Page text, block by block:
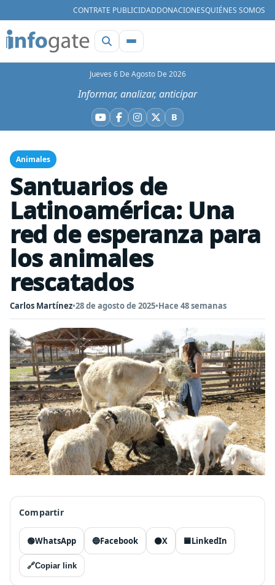
CONTRATE PUBLICIDADDONACIONESQUIÉNES SOMOS
Jueves 6 De Agosto De 2026
Informar, analizar, anticipar
YouTube
Facebook
Instagram
X BBluesky
Animales
Santuarios de
Latinoamérica: Una
red de esperanza para
los animales
rescatados
Carlos Martínez•28 de agosto de 2025•Hace 48 semanas
Compartir
🟢WhatsApp 🔵Facebook ⚫X 🟦LinkedIn
🔗Copiar link